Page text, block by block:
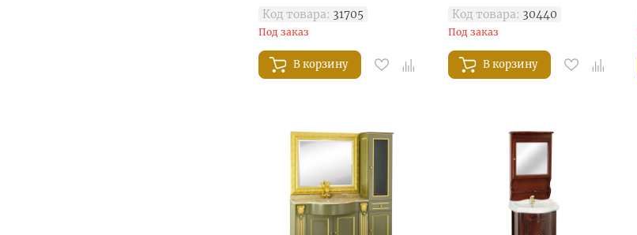
Код товара: 31705
Под заказ
В корзину
Код товара: 30440
Под заказ
В корзину